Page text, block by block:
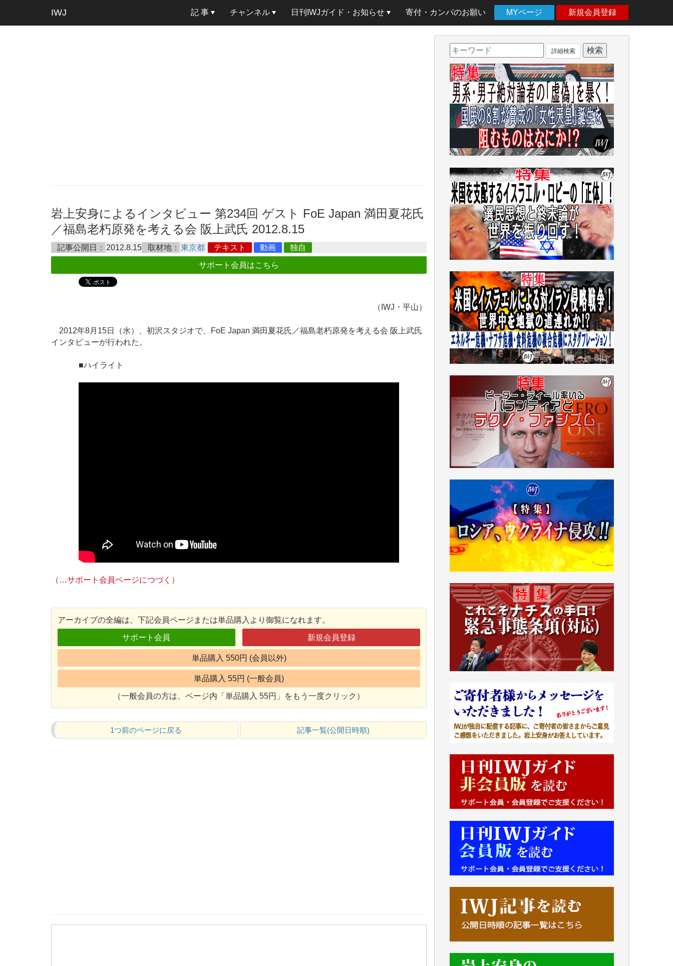
IWJ 記 事 チャンネル 日刊IWJガイド・お知らせ 寄付・カンパのお願い MYページ 新規会員登録
岩上安身によるインタビュー 第234回 ゲスト FoE Japan 満田夏花氏
／福島老朽原発を考える会 阪上武氏 2012.8.15
記事公開日： 2012.8.15 取材地： 東京都 テキスト 動画 独自
サポート会員はこちら
（IWJ・平山）
2012年8月15日（水）、初沢スタジオで、FoE Japan 満田夏花氏／福島老朽原発を考える会 阪上武氏
インタビューが行われた。
■ハイライト
（…サポート会員ページにつづく）
アーカイブの全編は、下記会員ページまたは単品購入より御覧になれます。
サポート会員 新規会員登録
単品購入 550円 (会員以外)
単品購入 55円 (一般会員)
（一般会員の方は、ページ内「単品購入 55円」をもう一度クリック）
1つ前のページに戻る 記事一覧(公開日時順)
詳細検索